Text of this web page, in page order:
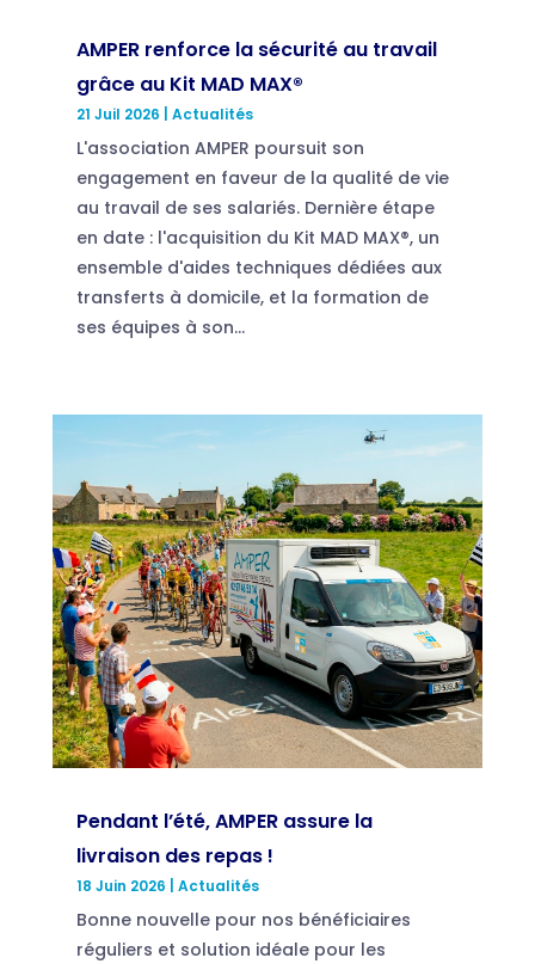
AMPER renforce la sécurité au travail
grâce au Kit MAD MAX®
21 Juil 2026 Actualités
L'association AMPER poursuit son
engagement en faveur de la qualité de vie
au travail de ses salariés. Dernière étape
en date : l'acquisition du Kit MAD MAX®, un
ensemble d'aides techniques dédiées aux
transferts à domicile, et la formation de
ses équipes à son...
Pendant l’été, AMPER assure la
livraison des repas !
18 Juin 2026 Actualités
Bonne nouvelle pour nos bénéficiaires
réguliers et solution idéale pour les